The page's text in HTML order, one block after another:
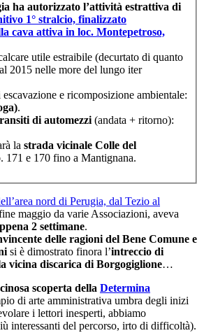
ha autorizzato l’attività estrattiva di
1° stralcio, finalizzato
cava attiva in loc. Montepetroso,
utile estraibile (decurtato di quanto
2015 nelle more del lungo iter
e ricomposizione ambientale:
.
di automezzi (andata + ritorno):
la strada vicinale Colle del
171 e 170 fino a Mantignana.
nord di Perugia, dal Tezio al
maggio da varie Associazioni, aveva
2 settimane.
delle ragioni del Bene Comune e
si è dimostrato finora l’intreccio di
vicina discarica di Borgogiglione…
scoperta della Determina
di arte amministrativa umbra degli inizi
i lettori inesperti, abbiamo
interessanti del percorso, irto di difficoltà).